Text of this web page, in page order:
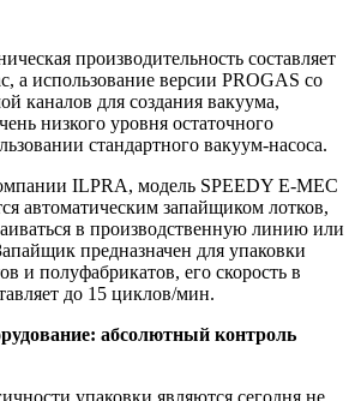
производительность составляет
а использование версии PROGAS со
каналов для создания вакуума,
низкого уровня остаточного
стандартного вакуум-насоса.
ILPRA, модель SPEEDY E-MEC
автоматическим запайщиком лотков,
в производственную линию или
предназначен для упаковки
и полуфабрикатов, его скорость в
до 15 циклов/мин.
абсолютный контроль
упаковки являются сегодня не